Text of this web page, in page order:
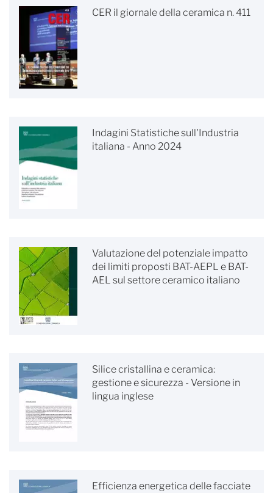
CER il giornale della ceramica n. 411
Indagini Statistiche sull'Industria
italiana - Anno 2024
Valutazione del potenziale impatto
dei limiti proposti BAT-AEPL e BAT-
AEL sul settore ceramico italiano
Silice cristallina e ceramica:
gestione e sicurezza - Versione in
lingua inglese
Efficienza energetica delle facciate